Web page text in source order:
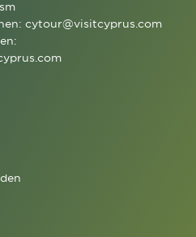
cytour@visitcyprus.com